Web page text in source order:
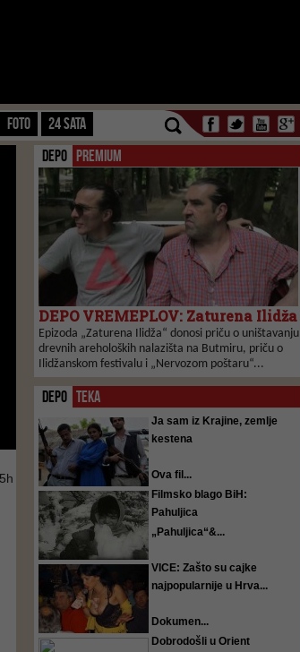
FOTO 24 SATA
DEPO PREMIUM
DEPO VREMEPLOV: Zaturena Ilidža
Epizoda „Zaturena Ilidža“ donosi priču o uništavanju
drevnih areholoških nalazišta na Butmiru, priču o
Ilidžanskom festivalu i „Nervozom poštaru“...
DEPO TEKA
Ja sam iz Krajine, zemlje
kestena
Ova fil...
Filmsko blago BiH:
Pahuljica
„Pahuljica“&...
VICE: Zašto su cajke
najpopularnije u Hrva...
Dokumen...
Dobrodošli u Orient